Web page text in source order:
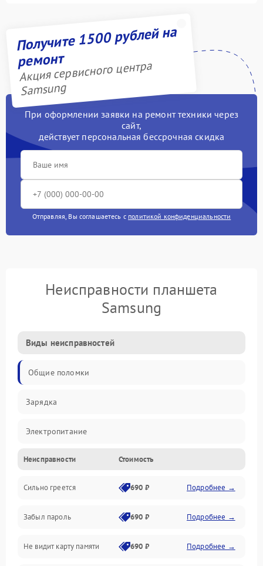
Получите 1500 рублей на
ремонт
Акция сервисного центра
Samsung
При оформлении заявки на ремонт техники через
сайт,
действует персональная бессрочная скидка
Отправляя, Вы соглашаетесь с политикой конфиденциальности
Неисправности планшета
Samsung
Виды неисправностей
Общие поломки
Зарядка
Электропитание
Экран и изображение
Дисплей
Экран (дисплей)
Связь
Неисправности Стоимость
Сильно греется 690 ₽ Подробнее →
Забыл пароль 690 ₽ Подробнее →
Не видит карту памяти 690 ₽ Подробнее →